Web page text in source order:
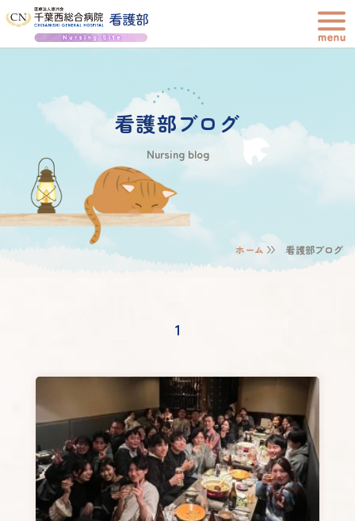
看護部ブログ
Nursing blog
ホーム 看護部ブログ
1